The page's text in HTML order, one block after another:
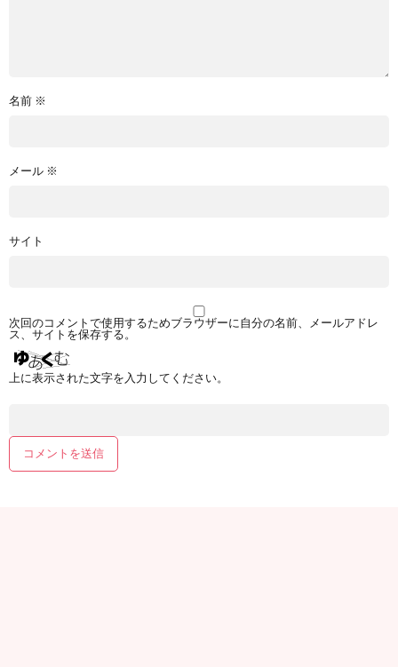
名前 ※
メール ※
サイト
次回のコメントで使用するためブラウザーに自分の名前、メールアドレ
ス、サイトを保存する。
上に表示された文字を入力してください。